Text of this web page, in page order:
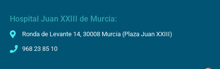
Hospital Juan XXIII de Murcia:
Ronda de Levante 14, 30008 Murcia (Plaza Juan XXIII)
968 23 85 10